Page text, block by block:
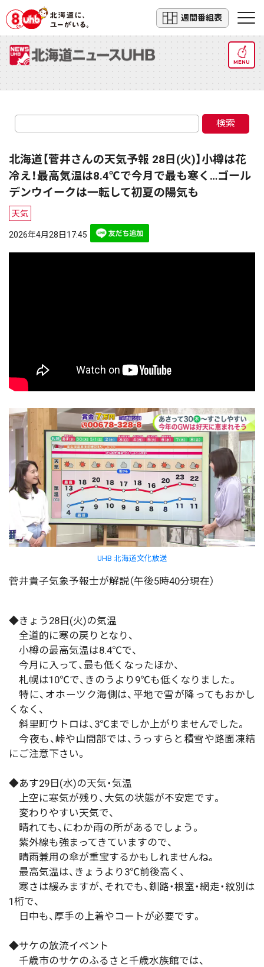
週間番組表
MENU
検索
北海道【菅井さんの天気予報 28日(火)】小樽は花
冷え！最高気温は8.4℃で今月で最も寒く…ゴール
デンウイークは一転して初夏の陽気も
天気
2026年4月28日17:45
UHB 北海道文化放送
菅井貴子気象予報士が解説（午後5時40分現在）
◆きょう28日(火)の気温
全道的に寒の戻りとなり、
小樽の最高気温は8.4℃で、
今月に入って、最も低くなったほか、
札幌は10℃で、きのうより9℃も低くなりました。
特に、オホーツク海側は、平地で雪が降ってもおかし
くなく、
斜里町ウトロは、3℃までしか上がりませんでした。
今夜も、峠や山間部では、うっすらと積雪や路面凍結
にご注意下さい。
◆あす29日(水)の天気・気温
上空に寒気が残り、大気の状態が不安定です。
変わりやすい天気で、
晴れても、にわか雨の所があるでしょう。
紫外線も強まってきていますので、
晴雨兼用の傘が重宝するかもしれませんね。
最高気温は、きょうより3℃前後高く、
寒さは緩みますが、それでも、釧路・根室・網走・紋別は
1桁で、
日中も、厚手の上着やコートが必要です。
◆サケの放流イベント
千歳市のサケのふるさと千歳水族館では、